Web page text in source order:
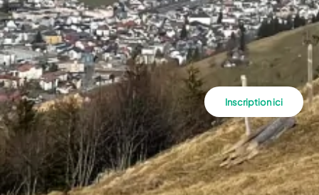
Inscription ici